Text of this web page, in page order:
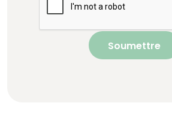
Soumettre